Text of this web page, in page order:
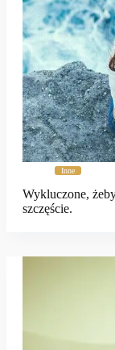
Inne
Wykluczone,
szczęście.